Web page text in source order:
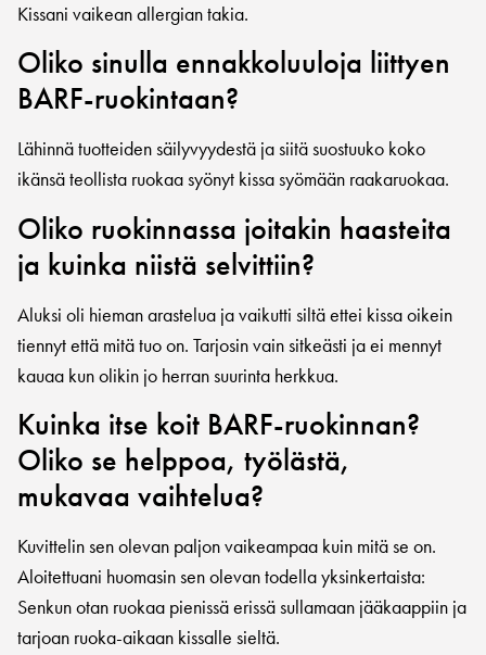
Kissani vaikean allergian takia.
Oliko sinulla ennakkoluuloja liittyen
BARF-ruokintaan?
Lähinnä tuotteiden säilyvyydestä ja siitä suostuuko koko
ikänsä teollista ruokaa syönyt kissa syömään raakaruokaa.
Oliko ruokinnassa joitakin haasteita
ja kuinka niistä selvittiin?
Aluksi oli hieman arastelua ja vaikutti siltä ettei kissa oikein
tiennyt että mitä tuo on. Tarjosin vain sitkeästi ja ei mennyt
kauaa kun olikin jo herran suurinta herkkua.
Kuinka itse koit BARF-ruokinnan?
Oliko se helppoa, työlästä,
mukavaa vaihtelua?
Kuvittelin sen olevan paljon vaikeampaa kuin mitä se on.
Aloitettuani huomasin sen olevan todella yksinkertaista:
Senkun otan ruokaa pienissä erissä sullamaan jääkaappiin ja
tarjoan ruoka-aikaan kissalle sieltä.